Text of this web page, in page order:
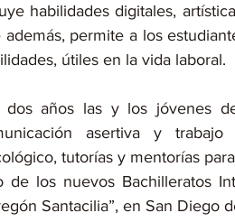
habilidades digitales,
además, permite a los
útiles en la vida laboral.
dos años las y los jóvenes
asertiva y
tutorías y mentorías
de los nuevos Bachilleratos
Santacilia”, en San Diego